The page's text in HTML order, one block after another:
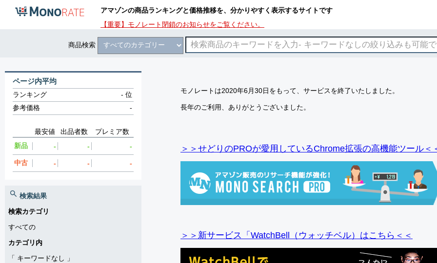
アマゾンの商品ランキングと価格推移を、分かりやすく表示するサイトです
【重要】モノレート閉鎖のお知らせをご覧ください。
商品検索
モノレートは2020年6月30日をもって、サービスを終了いたしました。
長年のご利用、ありがとうございました。
＞＞せどりのPROが愛用しているChrome拡張の高機能ツール＜
＞＞新サービス「WatchBell（ウォッチベル）はこちら＜＜
ページ内平均
ランキング -位
参考価格
-
最安値 出品者数
プレミア数
新品
- - -
中古 - - -
検索結果
検索カテゴリ
すべての
カテゴリ内
「 キーワードなし
」